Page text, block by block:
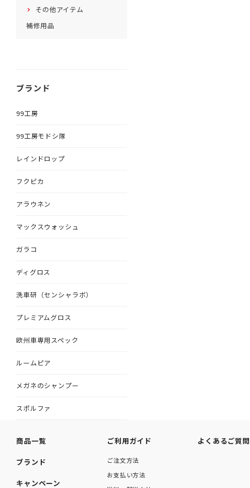
その他アイテム
補修用品
ブランド
99工房
99工房モドシ隊
レインドロップ
フクピカ
アラウネン
マックスウォッシュ
ガラコ
ディグロス
洗車研（センシャラボ）
プレミアムグロス
欧州車専用スペック
ルームピア
メガネのシャンプー
スポルファ
商品一覧
ブランド
キャンペーン
ご利用ガイド
ご注文方法
お支払い方法
よくあるご質問